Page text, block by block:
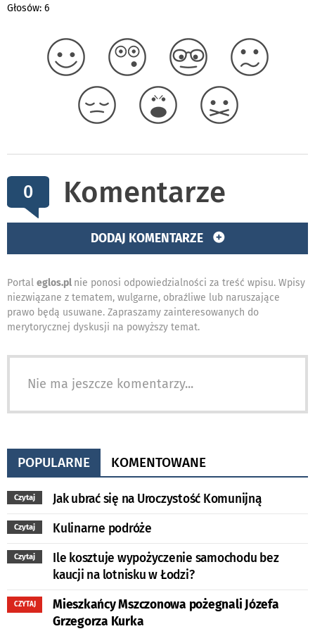
Głosów: 6
0 Komentarze
DODAJ KOMENTARZE
Portal eglos.pl nie ponosi odpowiedzialności za treść wpisu. Wpisy
niezwiązane z tematem, wulgarne, obraźliwe lub naruszające
prawo będą usuwane. Zapraszamy zainteresowanych do
merytorycznej dyskusji na powyższy temat.
Nie ma jeszcze komentarzy...
POPULARNE KOMENTOWANE
Czytaj Jak ubrać się na Uroczystość Komunijną
Czytaj Kulinarne podróże
Czytaj
Ile kosztuje wypożyczenie samochodu bez
kaucji na lotnisku w Łodzi?
CZYTAJ
Mieszkańcy Mszczonowa pożegnali Józefa
Grzegorza Kurka